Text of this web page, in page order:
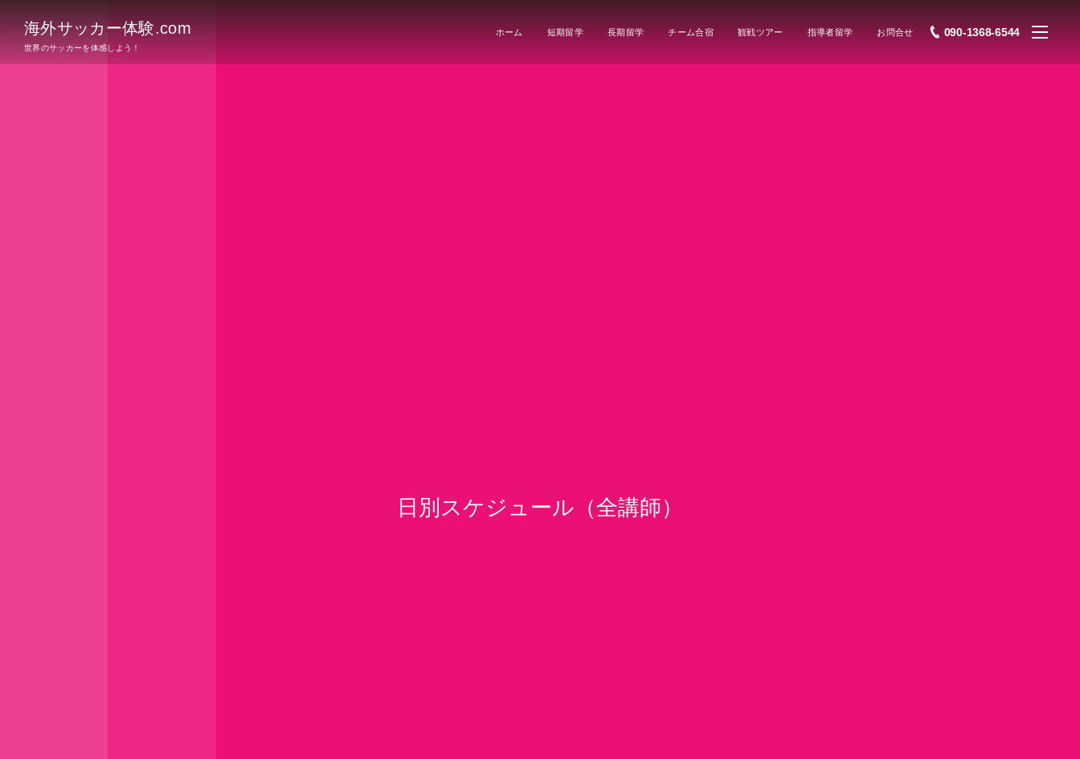
海外サッカー体験.com
世界のサッカーを体感しよう！
ホーム 短期留学 長期留学 チーム合宿 観戦ツアー 指導者留学 お問合せ 090-1368-6544
日別スケジュール（全講師）